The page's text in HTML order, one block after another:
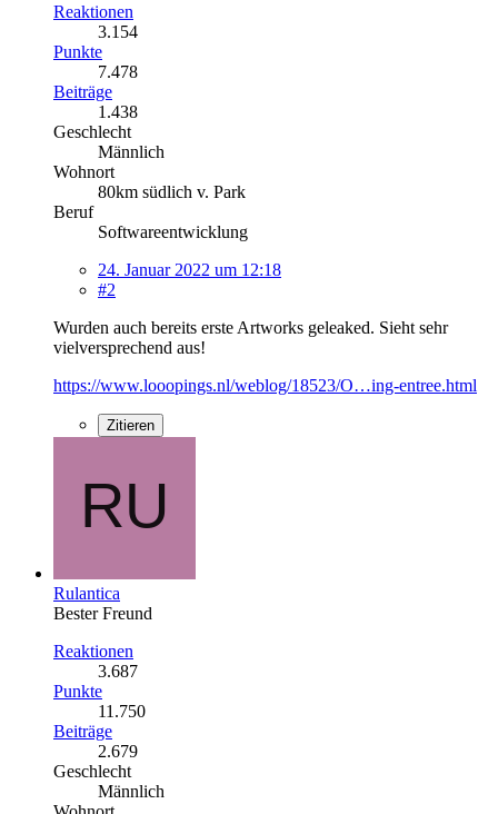
Reaktionen
3.154
Punkte
7.478
Beiträge
1.438
Geschlecht
Männlich
Wohnort
80km südlich v. Park
Beruf
Softwareentwicklung
24. Januar 2022 um 12:18
#2
Wurden auch bereits erste Artworks geleaked. Sieht sehr
vielversprechend aus!
https://www.looopings.nl/weblog/18523/O…ing-entree.html
Zitieren
Rulantica
Bester Freund
Reaktionen
3.687
Punkte
11.750
Beiträge
2.679
Geschlecht
Männlich